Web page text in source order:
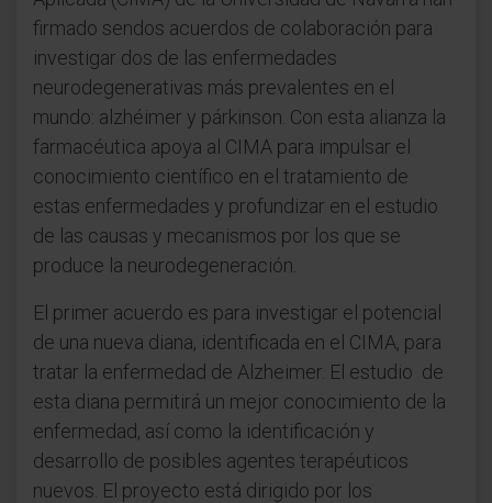
firmado sendos acuerdos de colaboración para
investigar dos de las enfermedades
neurodegenerativas más prevalentes en el
mundo: alzhéimer y párkinson. Con esta alianza la
farmacéutica apoya al CIMA para impulsar el
conocimiento científico en el tratamiento de
estas enfermedades y profundizar en el estudio
de las causas y mecanismos por los que se
produce la neurodegeneración.
El primer acuerdo es para investigar el potencial
de una nueva diana, identificada en el CIMA, para
tratar la enfermedad de Alzheimer. El estudio de
esta diana permitirá un mejor conocimiento de la
enfermedad, así como la identificación y
desarrollo de posibles agentes terapéuticos
nuevos. El proyecto está dirigido por los